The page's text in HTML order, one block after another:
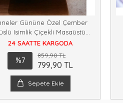
Gününe Özel Çember
Isimlik Çiçekli Masaüstü
Hediyelik Isimlik M1
24 SAATTE KARGODA
%7
859,90 TL
799,90 TL
Sepete Ekle